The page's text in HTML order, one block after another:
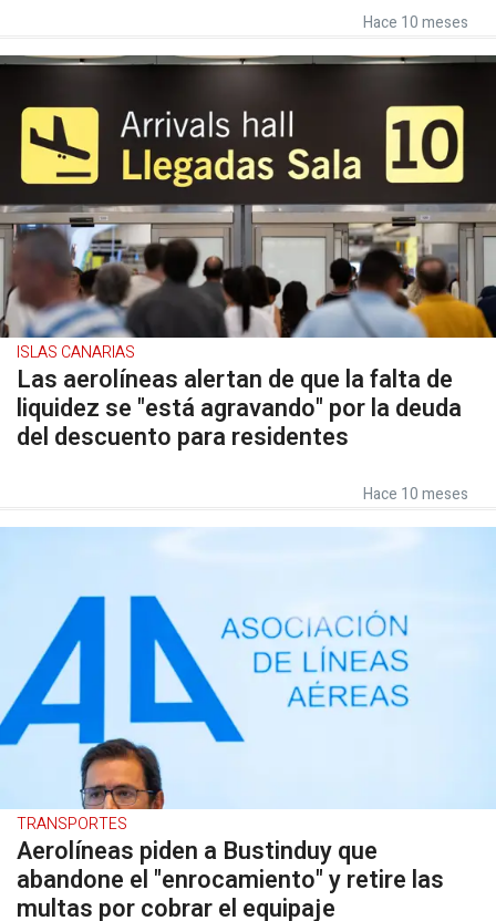
Hace 10 meses
ISLAS CANARIAS
Las aerolíneas alertan de que la falta de
liquidez se "está agravando" por la deuda
del descuento para residentes
Hace 10 meses
TRANSPORTES
Aerolíneas piden a Bustinduy que
abandone el "enrocamiento" y retire las
multas por cobrar el equipaje